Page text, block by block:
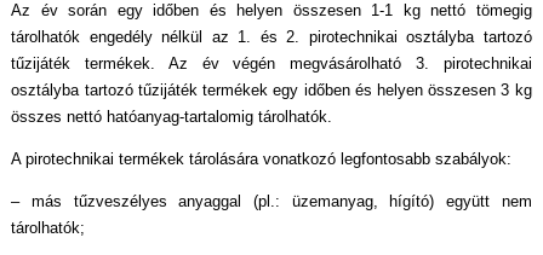
Az év során egy időben és helyen összesen 1-1 kg nettó tömegig
tárolhatók engedély nélkül az 1. és 2. pirotechnikai osztályba tartozó
tűzijáték termékek. Az év végén megvásárolható 3. pirotechnikai
osztályba tartozó tűzijáték termékek egy időben és helyen összesen 3 kg
összes nettó hatóanyag-tartalomig tárolhatók.
A pirotechnikai termékek tárolására vonatkozó legfontosabb szabályok:
– más tűzveszélyes anyaggal (pl.: üzemanyag, hígító) együtt nem
tárolhatók;